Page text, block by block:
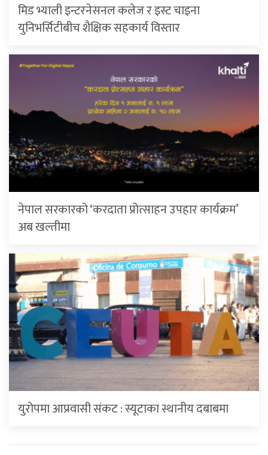
मिड भ्याली इन्टरनेसनल कलेज र इस्ट चाइना
युनिभर्सिटीबीच शैक्षिक सहकार्य विस्तार
नेपाल सरकारको ‘करदाता प्रोत्साहन उपहार कार्यक्रम’
अब खल्तीमा
युरोपमा आप्रवासी संकट : स्यूटाका स्थानीय दबाबमा